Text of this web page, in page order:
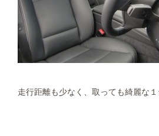
走行距離も少なく、取っても綺麗な１